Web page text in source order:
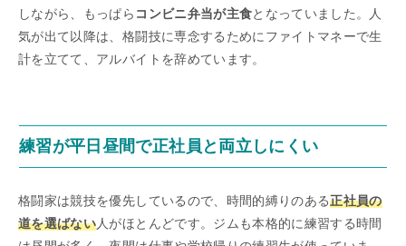
しながら、もっぱら コンビニ弁当が主食となっていました。人
気が出て以降は、格闘技に専念するためにファイトマネーで生
計を立てて、アルバイトを辞めています。
練習が平日昼間で正社員と両立しにくい
格闘家は競技を優先しているので、時間的縛りのある正社員の
道を選ばない人がほとんどです。ジムも本格的に練習する時間